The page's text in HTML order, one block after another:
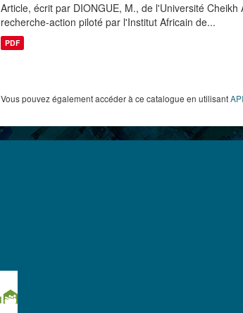
Article, écrit par DIONGUE, M., de l'Université
recherche-action piloté par l'Institut Africain de...
PDF
Vous pouvez également accéder à ce catalogue en utilisantAPI